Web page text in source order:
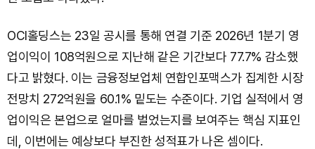
OCI홀딩스는 23일 공시를 통해 연결 기준 2026년 1분기 영
업이익이 108억원으로 지난해 같은 기간보다 77.7% 감소했
다고 밝혔다. 이는 금융정보업체 연합인포맥스가 집계한 시장
전망치 272억원을 60.1% 밑도는 수준이다. 기업 실적에서 영
업이익은 본업으로 얼마를 벌었는지를 보여주는 핵심 지표인
데, 이번에는 예상보다 부진한 성적표가 나온 셈이다.